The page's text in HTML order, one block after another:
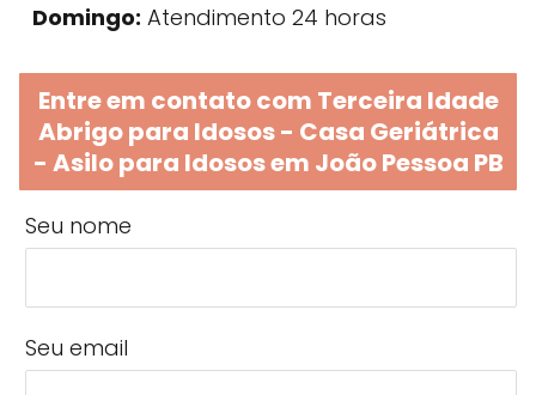
Domingo: Atendimento 24 horas
Entre em contato com Terceira Idade
Abrigo para Idosos - Casa Geriátrica
- Asilo para Idosos em João Pessoa PB
Seu nome
Seu email